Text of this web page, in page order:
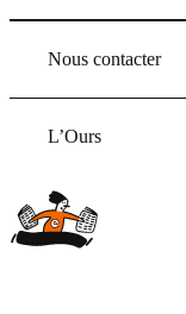
Nous contacter
L’Ours